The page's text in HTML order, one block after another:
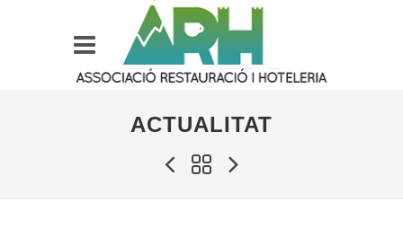
ACTUALITAT